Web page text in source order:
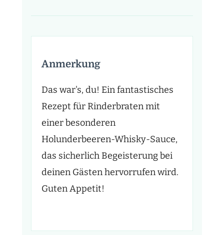
Anmerkung
Das war's, du! Ein fantastisches
Rezept für Rinderbraten mit
einer besonderen
Holunderbeeren-Whisky-Sauce,
das sicherlich Begeisterung bei
deinen Gästen hervorrufen wird.
Guten Appetit!